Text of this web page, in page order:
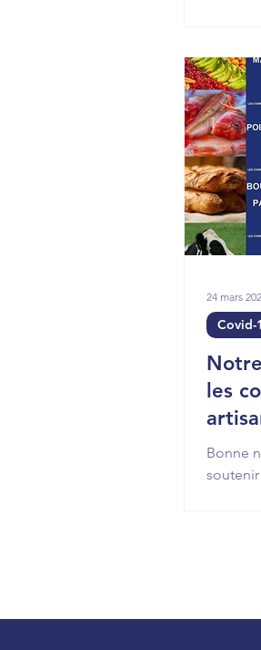
les
Bonne
Covid-
24 mars